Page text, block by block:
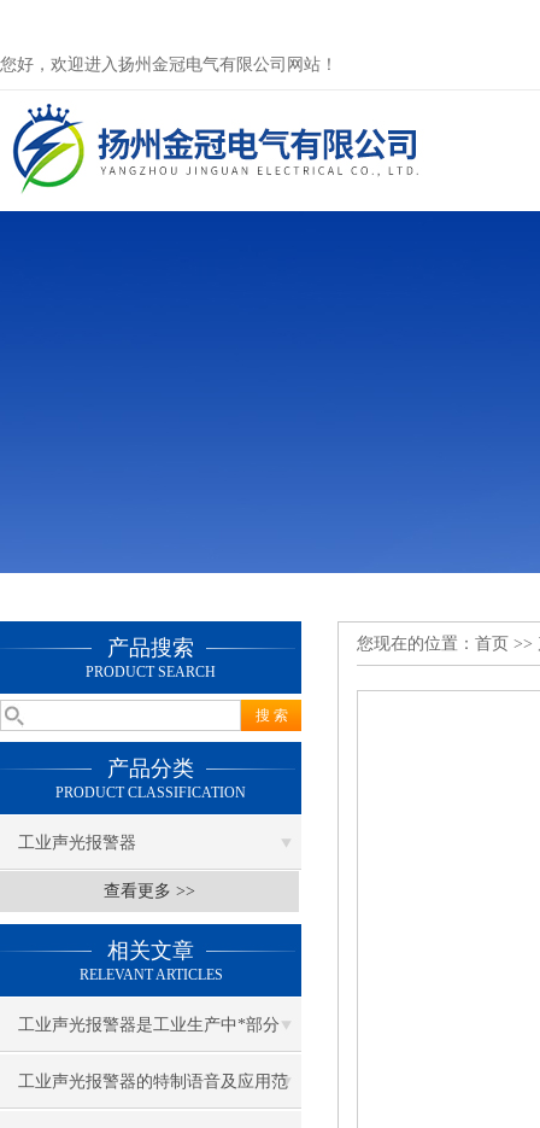
您好，欢迎进入扬州金冠电气有限公司网站！
产品搜索
PRODUCT SEARCH
产品分类
PRODUCT CLASSIFICATION
工业声光报警器
查看更多 >>
相关文章
RELEVANT ARTICLES
工业声光报警器是工业生产中*部分
工业声光报警器的特制语音及应用范
您现在的位置： 首页 >>